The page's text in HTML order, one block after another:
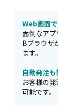
Web画面
面倒なア
Bブラウザ
ます。
自動発注
お客様の
可能です。